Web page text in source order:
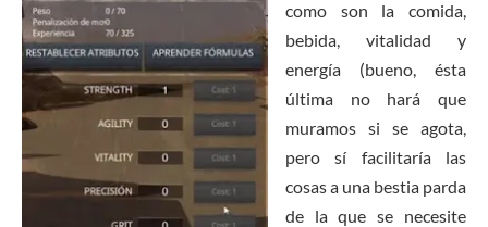
como son la comida,
bebida, vitalidad y
energía (bueno, ésta
última no hará que
muramos si se agota,
pero sí facilitaría las
cosas a una bestia parda
de la que se necesite